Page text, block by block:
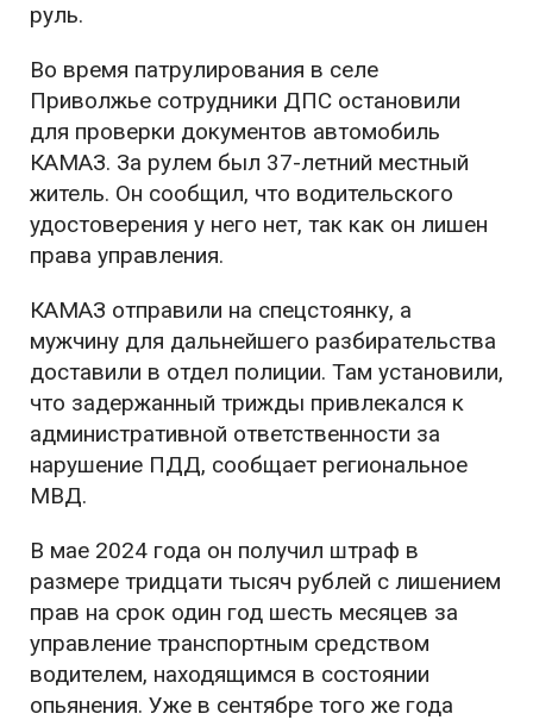
руль.
Во время патрулирования в селе
Приволжье сотрудники ДПС остановили
для проверки документов автомобиль
КАМАЗ. За рулем был 37-летний местный
житель. Он сообщил, что водительского
удостоверения у него нет, так как он лишен
права управления.
КАМАЗ отправили на спецстоянку, а
мужчину для дальнейшего разбирательства
доставили в отдел полиции. Там установили,
что задержанный трижды привлекался к
административной ответственности за
нарушение ПДД, сообщает региональное
МВД.
В мае 2024 года он получил штраф в
размере тридцати тысяч рублей с лишением
прав на срок один год шесть месяцев за
управление транспортным средством
водителем, находящимся в состоянии
опьянения. Уже в сентябре того же года